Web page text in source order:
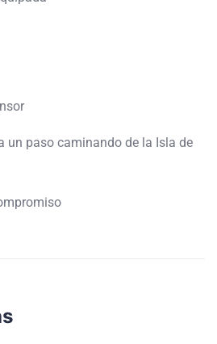
un paso caminando de la Isla de